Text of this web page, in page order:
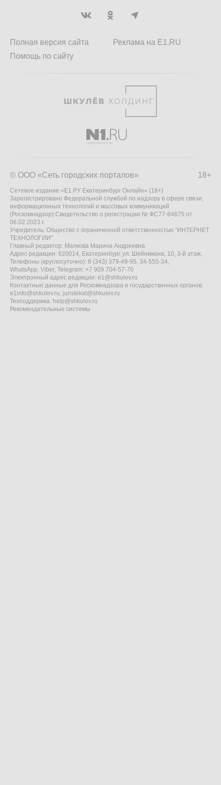
Полная версия сайта
Помощь по сайту
Реклама на E1.RU
18+
© ООО «Сеть городских порталов»
Сетевое издание «Е1.РУ Екатеринбург Онлайн» (18+)
Зарегистрировано Федеральной службой по надзору в сфере связи,
информационных технологий и массовых коммуникаций
(Роскомнадзор) Свидетельство о регистрации № ФС77-84675 от
06.02.2023 г.
Учредитель: Общество с ограниченной ответственностью "ИНТЕРНЕТ
ТЕХНОЛОГИИ"
Главный редактор: Малкова Марина Андреевна
Адрес редакции: 620014, Екатеринбург, ул. Шейнкмана, 10, 3-й этаж,
Телефоны (круглосуточно): 8 (343) 379-49-95, 34-555-34,
WhatsApp, Viber, Telegram: +7 909 704-57-70
Электронный адрес редакции: e1@shkulev.ru
Контактные данные для Роскомнадзора и государственных органов:
e1info@shkulev.ru, juristekat@shkulev.ru
Техподдержка: help@shkulev.ru
Рекомендательные системы